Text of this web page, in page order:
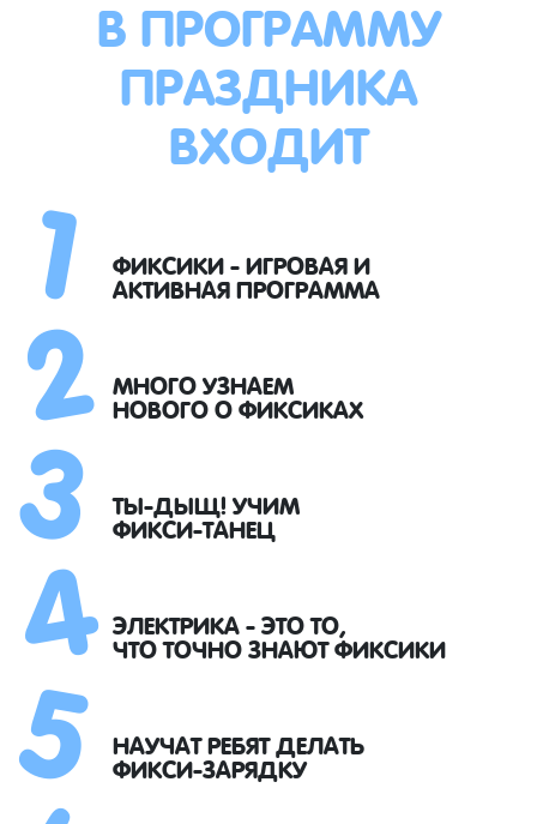
В ПРОГРАММУ
ПРАЗДНИКА
ВХОДИТ
ФИКСИКИ - ИГРОВАЯ И
АКТИВНАЯ ПРОГРАММА
МНОГО УЗНАЕМ
НОВОГО О ФИКСИКАХ
ТЫ-ДЫЩ! УЧИМ
ФИКСИ-ТАНЕЦ
ЭЛЕКТРИКА - ЭТО ТО,
ЧТО ТОЧНО ЗНАЮТ ФИКСИКИ
НАУЧАТ РЕБЯТ ДЕЛАТЬ
ФИКСИ-ЗАРЯДКУ